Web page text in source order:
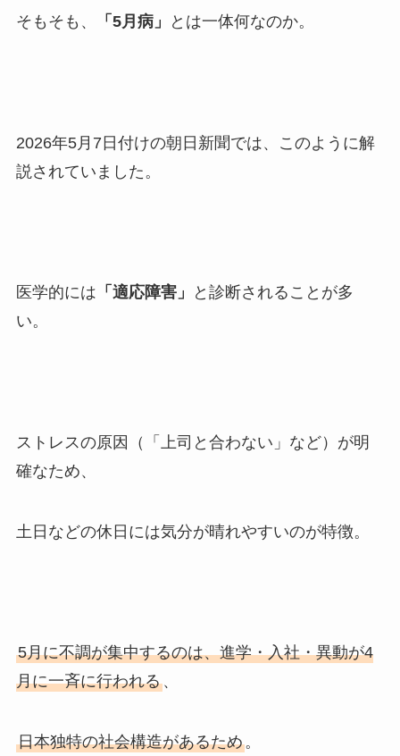
そもそも、 「5月病」 とは一体何なのか。
2026年5月7日付けの朝日新聞では、このように解
説されていました。
医学的には 「適応障害」
と診断されることが多
い。
ストレスの原因（「上司と合わない」など）が明
確なため、
土日などの休日には気分が晴れやすいのが特徴。
5月に不調が集中するのは、進学・入社・異動が4
月に一斉に行われる、
日本独特の社会構造があるため。